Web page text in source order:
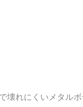
壊れにくいメタル